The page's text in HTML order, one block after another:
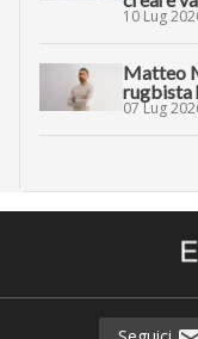
10 Lug
Matteo
rugbista
07 Lug